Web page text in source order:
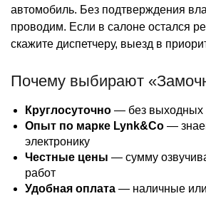
автомобиль. Без подтверждения
проводим. Если в салоне остался
скажите диспетчеру, выезд в
Почему выбирают
Круглосуточно — без выходных
Опыт по марке Lynk&Co —
электронику
Честные цены — сумму
работ
Удобная оплата — наличные